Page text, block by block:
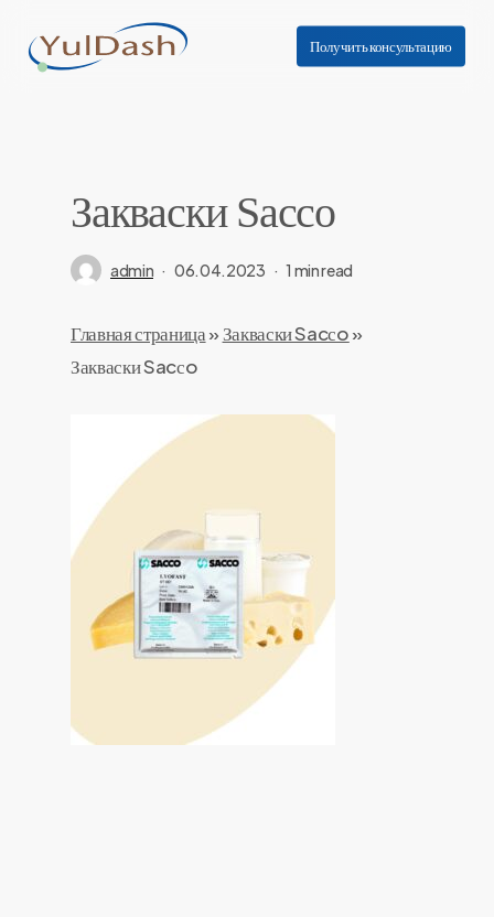
Получить консультацию
Закваски Sacсo
admin 06.04.2023 1 min read
Главная страница» Закваски Sacсo»
Закваски Sacсo